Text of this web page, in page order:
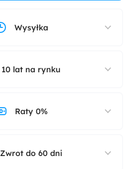
Wysyłka
10 lat na rynku
Raty 0%
Zwrot do 60 dni